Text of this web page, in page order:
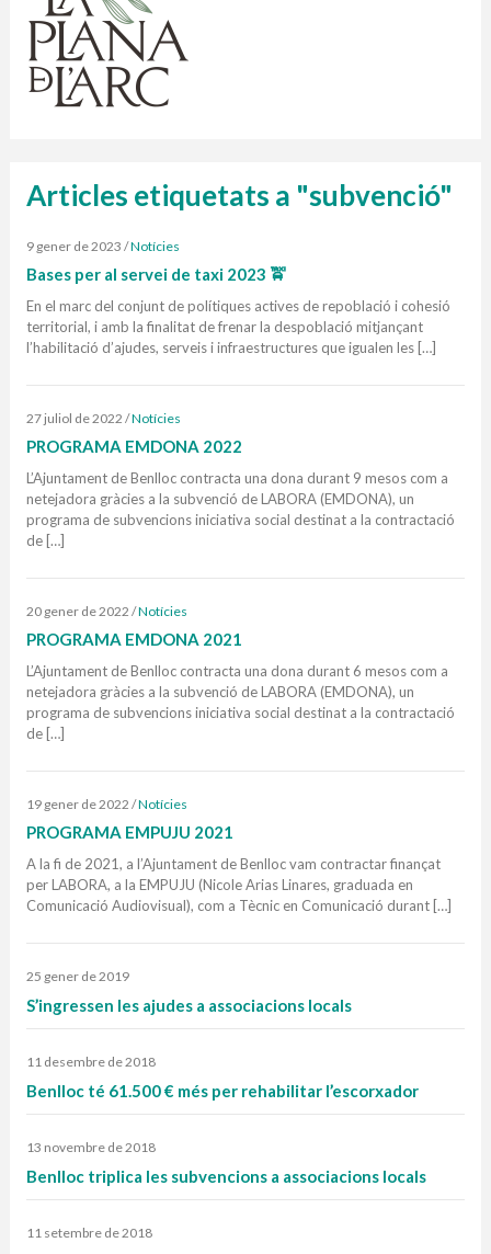
1 contenidors intel·ligents
Finançat per la Unió Europea – NextGenerationEU
Articles etiquetats a "subvenció"
9 gener de 2023 /Notícies
Bases per al servei de taxi 2023 🚖
En el marc del conjunt de polítiques actives de repoblació i cohesió
territorial, i amb la finalitat de frenar la despoblació mitjançant
l’habilitació d’ajudes, serveis i infraestructures que igualen les […]
27 juliol de 2022 /Notícies
PROGRAMA EMDONA 2022
L’Ajuntament de Benlloc contracta una dona durant 9 mesos com a
netejadora gràcies a la subvenció de LABORA (EMDONA), un
programa de subvencions iniciativa social destinat a la contractació
de […]
20 gener de 2022 /Notícies
PROGRAMA EMDONA 2021
L’Ajuntament de Benlloc contracta una dona durant 6 mesos com a
netejadora gràcies a la subvenció de LABORA (EMDONA), un
programa de subvencions iniciativa social destinat a la contractació
de […]
19 gener de 2022 /Notícies
PROGRAMA EMPUJU 2021
A la fi de 2021, a l’Ajuntament de Benlloc vam contractar finançat
per LABORA, a la EMPUJU (Nicole Arias Linares, graduada en
Comunicació Audiovisual), com a Tècnic en Comunicació durant […]
25 gener de 2019
S’ingressen les ajudes a associacions locals
11 desembre de 2018
Benlloc té 61.500 € més per rehabilitar l’escorxador
13 novembre de 2018
Benlloc triplica les subvencions a associacions locals
11 setembre de 2018